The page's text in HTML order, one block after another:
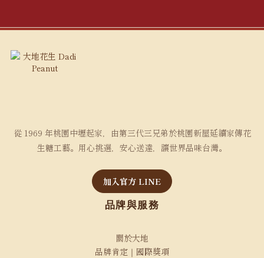
從 1969 年桃園中壢起家，由第三代三兄弟於桃園新屋延續家傳花
生糖工藝。用心挑選，安心送達，讓世界品味台灣。
加入官方 LINE
品牌與服務
關於大地
品牌肯定｜國際獎項